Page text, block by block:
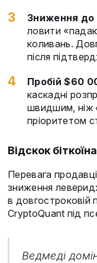
Зниження
ловити
коливань.
після
Пробій $60
каскадні
швидшим, ніж
пріоритетом
Відскок біткоїна
Перевага
зниження
в довгостроковій
CryptoQuant під
Ведмеді